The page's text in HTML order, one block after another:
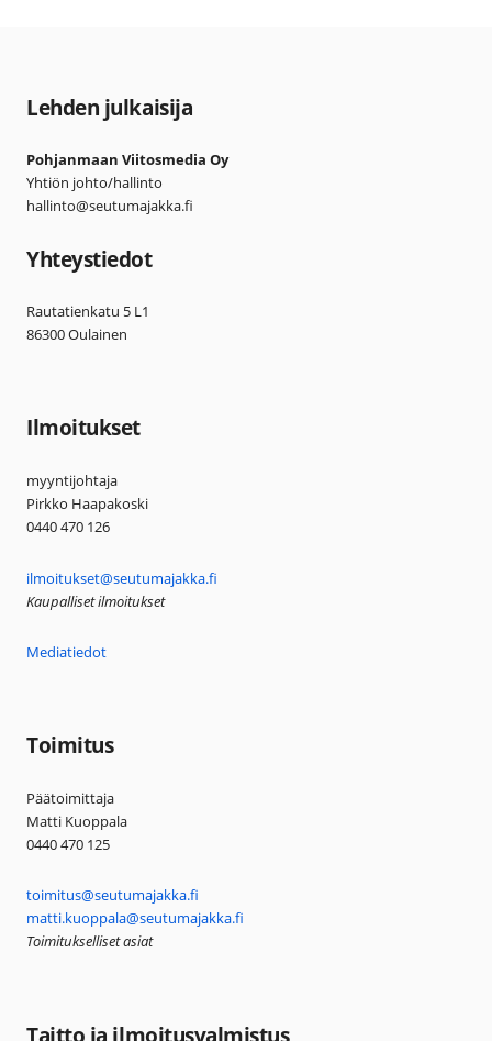
Lehden julkaisija
Pohjanmaan Viitosmedia Oy
Yhtiön johto/hallinto
hallinto@seutumajakka.fi
Yhteystiedot
Rautatienkatu 5 L1
86300 Oulainen
Ilmoitukset
myyntijohtaja
Pirkko Haapakoski
0440 470 126
ilmoitukset@seutumajakka.fi
Kaupalliset ilmoitukset
Mediatiedot
Toimitus
Päätoimittaja
Matti Kuoppala
0440 470 125
toimitus@seutumajakka.fi
matti.kuoppala@seutumajakka.fi
Toimitukselliset asiat
Taitto ja ilmoitusvalmistus